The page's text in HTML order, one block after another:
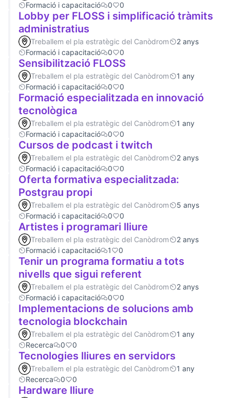
Formació i capacitació
0 0
Lobby per FLOSS i simplificació tràmits
administratius
Treballem el pla estratègic del Canòdrom
2 anys
Formació i capacitació
0 0
Sensibilització FLOSS
Treballem el pla estratègic del Canòdrom
1 any
Formació i capacitació
0 0
Formació especialitzada en innovació
tecnològica
Treballem el pla estratègic del Canòdrom
1 any
Formació i capacitació
0 0
Cursos de podcast i twitch
Treballem el pla estratègic del Canòdrom
2 anys
Formació i capacitació
0 0
Oferta formativa especialitzada:
Postgrau propi
Treballem el pla estratègic del Canòdrom
5 anys
Formació i capacitació
0 0
Artistes i programari lliure
Treballem el pla estratègic del Canòdrom
2 anys
Formació i capacitació
1 0
Tenir un programa formatiu a tots
nivells que sigui referent
Treballem el pla estratègic del Canòdrom
2 anys
Formació i capacitació
0 0
Implementacions de solucions amb
tecnologia blockchain
Treballem el pla estratègic del Canòdrom
1 any
Recerca
0 0
Tecnologies lliures en servidors
Treballem el pla estratègic del Canòdrom
1 any
Recerca
0 0
Hardware lliure